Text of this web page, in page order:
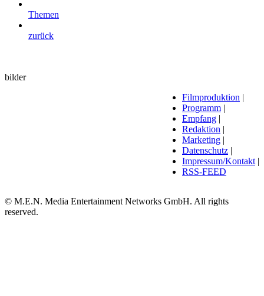
Themen
zurück
bilder
Filmproduktion |
Programm |
Empfang |
Redaktion |
Marketing |
Datenschutz |
Impressum/Kontakt |
RSS-FEED
© M.E.N. Media Entertainment Networks GmbH. All rights
reserved.